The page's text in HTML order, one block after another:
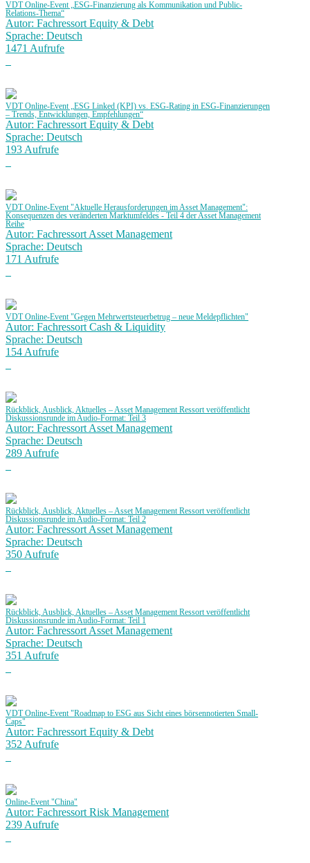
VDT Online-Event „ESG-Finanzierung als Kommunikation und Public-
Relations-Thema“
Autor: Fachressort Equity & Debt
Sprache: Deutsch
1471 Aufrufe
VDT Online-Event „ESG Linked (KPI) vs. ESG-Rating in ESG-Finanzierungen
– Trends, Entwicklungen, Empfehlungen“
Autor: Fachressort Equity & Debt
Sprache: Deutsch
193 Aufrufe
VDT Online-Event "Aktuelle Herausforderungen im Asset Management":
Konsequenzen des veränderten Marktumfeldes - Teil 4 der Asset Management
Reihe
Autor: Fachressort Asset Management
Sprache: Deutsch
171 Aufrufe
VDT Online-Event "Gegen Mehrwertsteuerbetrug – neue Meldepflichten"
Autor: Fachressort Cash & Liquidity
Sprache: Deutsch
154 Aufrufe
Rückblick, Ausblick, Aktuelles – Asset Management Ressort veröffentlicht
Diskussionsrunde im Audio-Format: Teil 3
Autor: Fachressort Asset Management
Sprache: Deutsch
289 Aufrufe
Rückblick, Ausblick, Aktuelles – Asset Management Ressort veröffentlicht
Diskussionsrunde im Audio-Format: Teil 2
Autor: Fachressort Asset Management
Sprache: Deutsch
350 Aufrufe
Rückblick, Ausblick, Aktuelles – Asset Management Ressort veröffentlicht
Diskussionsrunde im Audio-Format: Teil 1
Autor: Fachressort Asset Management
Sprache: Deutsch
351 Aufrufe
VDT Online-Event "Roadmap to ESG aus Sicht eines börsennotierten Small-
Caps"
Autor: Fachressort Equity & Debt
352 Aufrufe
Online-Event "China"
Autor: Fachressort Risk Management
239 Aufrufe